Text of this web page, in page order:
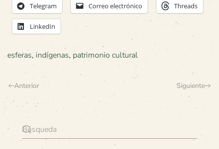
Telegram Correo electrónico Threads
LinkedIn
esferas, indígenas, patrimonio cultural
Anterior Siguiente